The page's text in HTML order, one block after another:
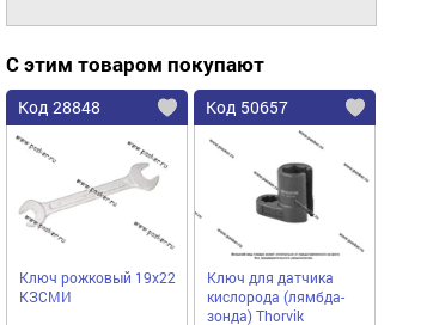
С этим товаром покупают
Код 28848
Ключ рожковый 19х22
КЗСМИ
Код 50657
Ключ для датчика
кислорода (лямбда-
зонда) Thorvik